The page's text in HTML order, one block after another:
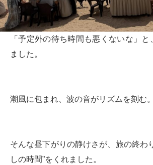
「予定外の待ち時間も悪くないな」と
ました。
潮風に包まれ、波の音がリズムを刻む。
そんな昼下がりの静けさが、旅の終わ
しの時間”をくれました。